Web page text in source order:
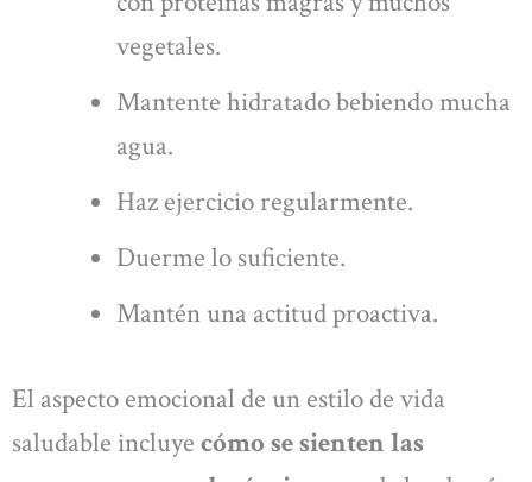
vegetales.
Mantente hidratado bebiendo mucha
agua.
Haz ejercicio regularmente.
Duerme lo suficiente.
Mantén una actitud proactiva.
El aspecto emocional de un estilo de vida
saludable incluye cómo se sienten las